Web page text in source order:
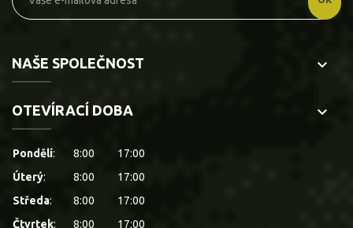
NAŠE SPOLEČNOST keyboard_arrow_down
OTEVÍRACÍ DOBA keyboard_arrow_down
Pondělí: 8:00
17:00
Úterý: 8:00
17:00
Středa: 8:00
17:00
Čtvrtek: 8:00 17:00